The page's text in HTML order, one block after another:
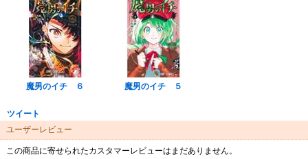
魔男のイチ ６ 魔男のイチ ５
ツイート
ユーザーレビュー
この商品に寄せられたカスタマーレビューはまだありません。